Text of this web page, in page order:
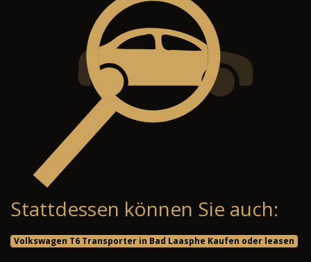
Stattdessen können Sie auch:
Volkswagen T6 Transporter in Bad Laasphe Kaufen oder leasen